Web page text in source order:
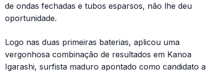
de ondas fechadas e tubos esparsos, não lhe deu
oportunidade.
Logo nas duas primeiras baterias, aplicou uma
vergonhosa combinação de resultados em Kanoa
Igarashi, surfista maduro apontado como candidato a